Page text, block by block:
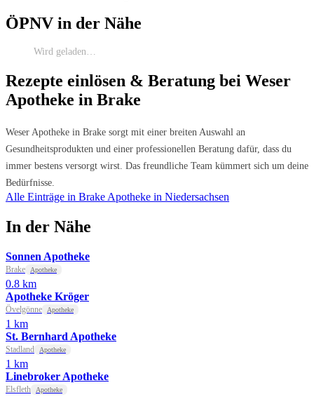
ÖPNV in der Nähe
Wird geladen…
Rezepte einlösen & Beratung bei Weser
Apotheke in Brake
Weser Apotheke in Brake sorgt mit einer breiten Auswahl an
Gesundheitsprodukten und einer professionellen Beratung dafür, dass du
immer bestens versorgt wirst. Das freundliche Team kümmert sich um deine
Bedürfnisse.
Alle Einträge in Brake Apotheke in Niedersachsen
In der Nähe
Sonnen Apotheke
Brake Apotheke
0.8 km
Apotheke Kröger
Övelgönne Apotheke
1 km
St. Bernhard Apotheke
Stadland Apotheke
1 km
Linebroker Apotheke
Elsfleth Apotheke